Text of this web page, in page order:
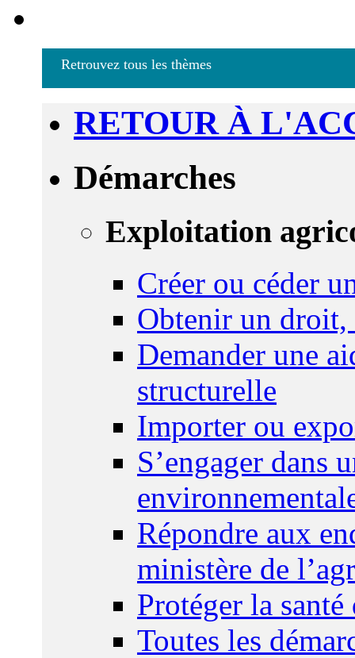
Retrouvez tous les thèmes
RETOUR À
Démarches
Exploitation
Créer ou céder
Obtenir un droit,
Demander une
structurelle
Importer ou
S’engager dans
Répondre aux
ministère de
Protéger la
Toutes les